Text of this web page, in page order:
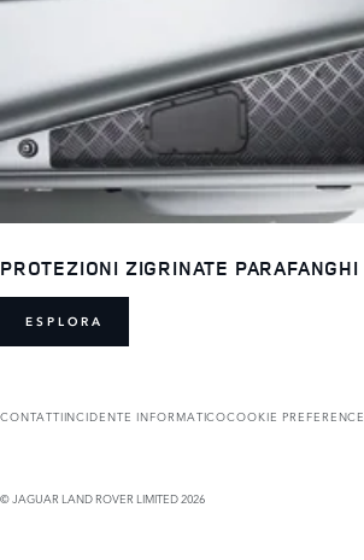
PROTEZIONI ZIGRINATE PARAFANGHI
ESPLORA
CONTATTIINCIDENTE INFORMATICOCOOKIE PREFERENCE
© JAGUAR LAND ROVER LIMITED 2026